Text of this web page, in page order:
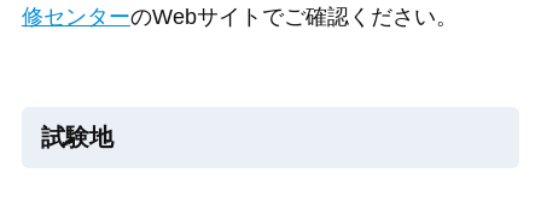
修センターのWebサイトでご確認ください。
試験地